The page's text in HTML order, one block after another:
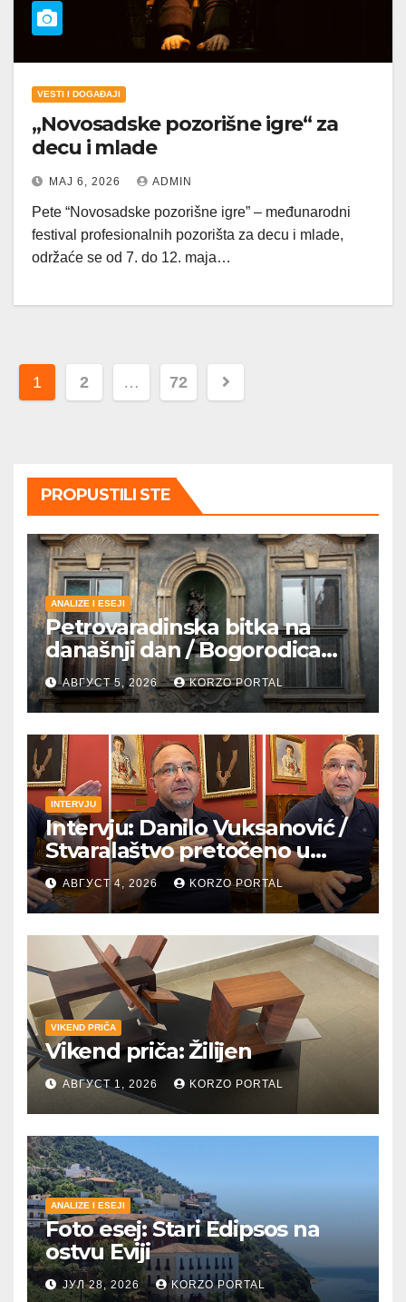
VESTI I DOGAĐAJI
„Novosadske pozorišne igre“ za
decu i mlade
МАЈ 6, 2026 ADMIN
Pete “Novosadske pozorišne igre” – međunarodni
festival profesionalnih pozorišta za decu i mlade,
održaće se od 7. do 12. maja…
Пагинација
1 2 … 72
PROPUSTILI STE
ANALIZE I ESEJI
Petrovaradinska bitka na
današnji dan / Bogorodica
pobednica u
petrovaradinskom Podgrađu
АВГУСТ 5, 2026 KORZO PORTAL
INTERVJU
Intervju: Danilo Vuksanović /
Stvaralaštvo pretočeno u
umetnost i reči
АВГУСТ 4, 2026 KORZO PORTAL
VIKEND PRIČA
Vikend priča: Žilijen
АВГУСТ 1, 2026 KORZO PORTAL
ANALIZE I ESEJI
Foto esej: Stari Edipsos na
ostvu Eviji
ЈУЛ 28, 2026 KORZO PORTAL